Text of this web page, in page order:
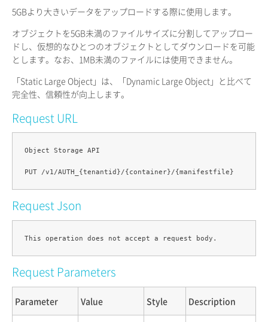
5GBより大きいデータをアップロードする際に使用します。
オブジェクトを5GB未満のファイルサイズに分割してアップロー
ドし、仮想的なひとつのオブジェクトとしてダウンロードを可能
とします。なお、1MB未満のファイルには使用できません。
「Static Large Object」は、「Dynamic Large Object」と比べて
完全性、信頼性が向上します。
Request URL
Object Storage API
Request Json
Request Parameters
Parameter Value Style Description